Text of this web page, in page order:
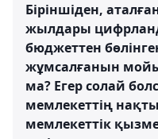
Біріншіден,
жылдары
бюджеттен
жұмсалғанын
ма? Егер солай
мемлекеттің
мемлекеттік